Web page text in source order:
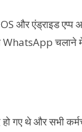
और एंड्राइड एप्प
चलाने में
थे और सभी